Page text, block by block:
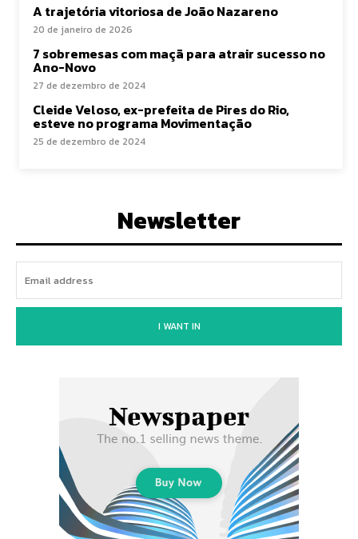
A trajetória vitoriosa de João Nazareno
20 de janeiro de 2026
7 sobremesas com maçã para atrair sucesso no
Ano-Novo
27 de dezembro de 2024
Cleide Veloso, ex-prefeita de Pires do Rio,
esteve no programa Movimentação
25 de dezembro de 2024
Newsletter
I WANT IN